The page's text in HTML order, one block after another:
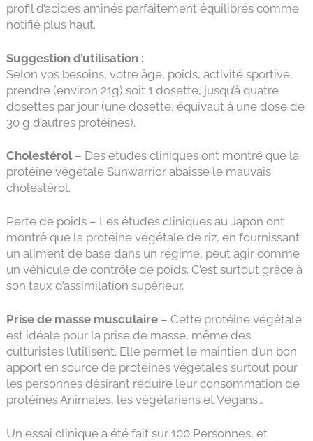
profil d’acides aminés parfaitement équilibrés comme
notifié plus haut.
Suggestion d’utilisation :
Selon vos besoins, votre âge, poids, activité sportive,
prendre (environ 21g) soit 1 dosette, jusqu’à quatre
dosettes par jour (une dosette, équivaut à une dose de
30 g d’autres protéines).
Cholestérol– Des études cliniques ont montré que la
protéine végétale Sunwarrior abaisse le mauvais
cholestérol.
Perte de poids – Les études cliniques au Japon ont
montré que la protéine végétale de riz, en fournissant
un aliment de base dans un régime, peut agir comme
un véhicule de contrôle de poids. C’est surtout grâce à
son taux d’assimilation supérieur.
Prise de masse musculaire – Cette protéine végétale
est idéale pour la prise de masse, même des
culturistes l’utilisent. Elle permet le maintien d’un bon
apport en source de protéines végétales surtout pour
les personnes désirant réduire leur consommation de
protéines Animales, les végétariens et Vegans…
Un essai clinique a été fait sur 100 Personnes, et